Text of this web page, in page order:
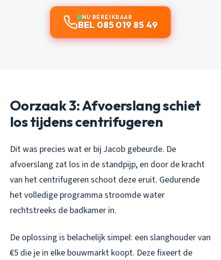
NU BEREIKBAAR
BEL 085 019 85 49
Oorzaak 3: Afvoerslang schiet
los tijdens centrifugeren
Dit was precies wat er bij Jacob gebeurde. De
afvoerslang zat los in de standpijp, en door de kracht
van het centrifugeren schoot deze eruit. Gedurende
het volledige programma stroomde water
rechtstreeks de badkamer in.
De oplossing is belachelijk simpel: een slanghouder van
€5 die je in elke bouwmarkt koopt. Deze fixeert de